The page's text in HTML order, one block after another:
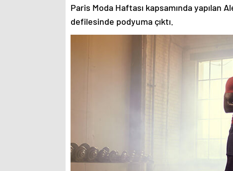
Paris Moda Haftası kapsamında yapılan
defilesinde podyuma çıktı.